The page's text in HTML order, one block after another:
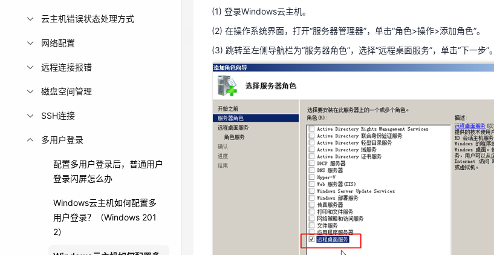
云主机错误状态处理方式
网络配置
远程连接报错
磁盘空间管理
SSH连接
多用户登录
配置多用户登录后，普通用户
登录闪屏怎么办
Windows云主机如何配置多
用户登录？（Windows 201
2）
操作步骤
(1) 登录Windows云主机。
(2) 在操作系统界面，打开“服务器管理器”，单击“角色>操作>添加角色”。
(3) 跳转至左侧导航栏为“服务器角色”，选择“远程桌面服务”，单击“下一步”。
(1) 登录Windows云主机。
(2) 在操作系统界面，打开“服务器管理器”，单击“角色>操作>添加角色”。
(3) 跳转至左侧导航栏为“服务器角色”，选择“远程桌面服务”，单击“下一步”。